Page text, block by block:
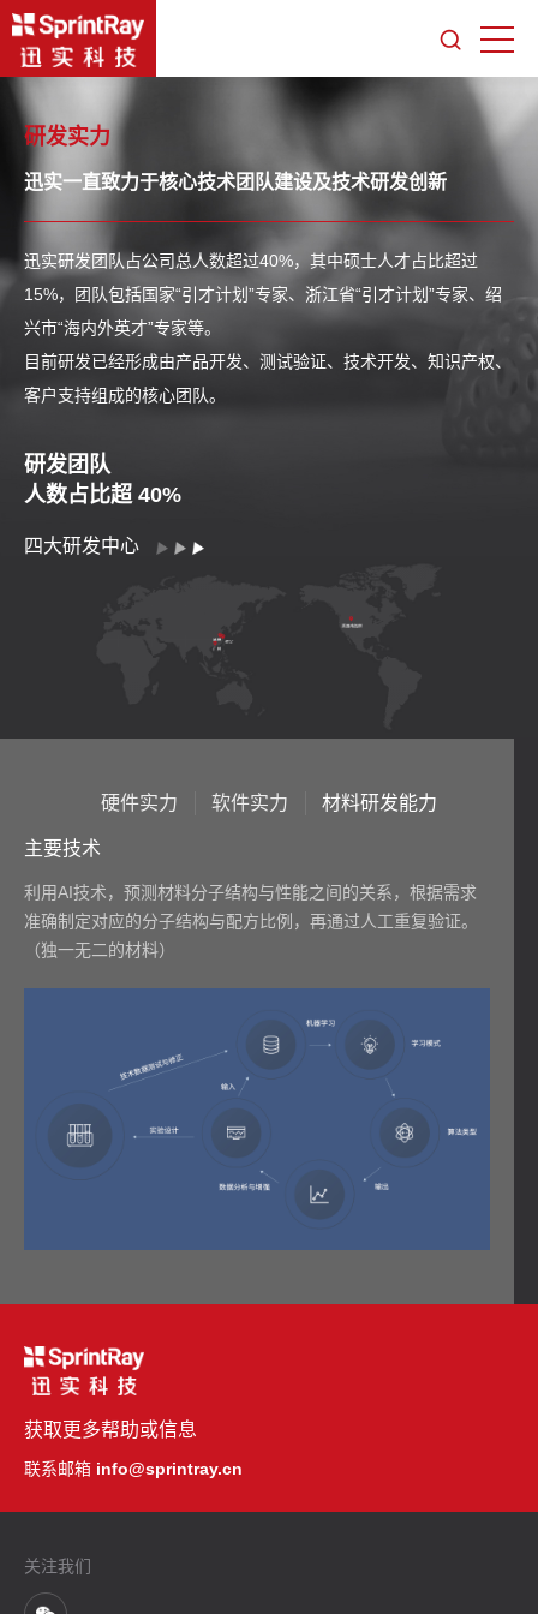
研发实力
迅实一直致力于核心技术团队建设及技术研发创新
迅实研发团队占公司总人数超过40%，其中硕士人才占比超过
15%，团队包括国家“引才计划”专家、浙江省“引才计划”专家、绍
兴市“海内外英才”专家等。
目前研发已经形成由产品开发、测试验证、技术开发、知识产权、
客户支持组成的核心团队。
研发团队
人数占比超 40%
四大研发中心
硬件实力 软件实力 材料研发能力
主要技术
利用AI技术，预测材料分子结构与性能之间的关系，根据需求
准确制定对应的分子结构与配方比例，再通过人工重复验证。
（独一无二的材料）
获取更多帮助或信息
联系邮箱 info@sprintray.cn
关注我们